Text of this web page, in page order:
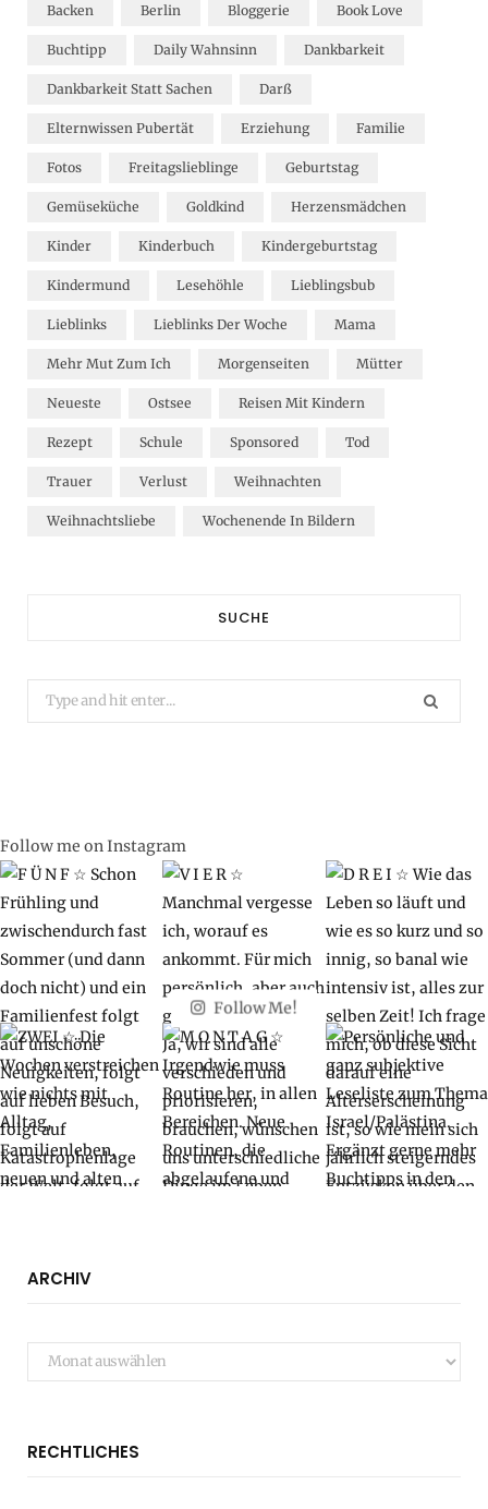
Backen Berlin Bloggerie Book Love
Buchtipp Daily Wahnsinn Dankbarkeit
Dankbarkeit Statt Sachen Darß
Elternwissen Pubertät Erziehung Familie
Fotos Freitagslieblinge Geburtstag
Gemüseküche Goldkind Herzensmädchen
Kinder Kinderbuch Kindergeburtstag
Kindermund Lesehöhle Lieblingsbub
Lieblinks Lieblinks Der Woche Mama
Mehr Mut Zum Ich Morgenseiten Mütter
Neueste Ostsee Reisen Mit Kindern
Rezept Schule Sponsored Tod
Trauer Verlust Weihnachten
Weihnachtsliebe Wochenende In Bildern
SUCHE
Search
for:
Follow me on Instagram
Follow Me!
ARCHIV
Archiv
RECHTLICHES